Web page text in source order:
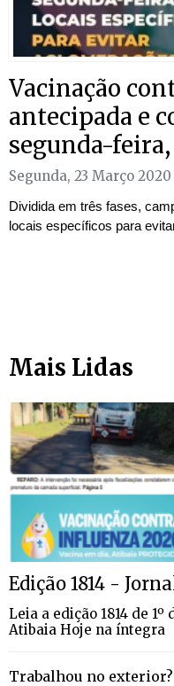
Vacinação
antecipada e
segunda-feira,
Segunda, 23 Março 2020
Dividida em três fases,
locais específicos para
Mais Lidas
Edição 1814 -
Leia a edição 1814 de
Atibaia Hoje na íntegra
Trabalhou no